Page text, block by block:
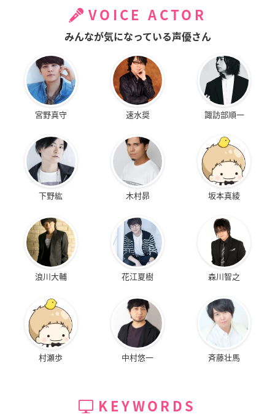
VOICE ACTOR
みんなが気になっている声優さん
宮野真守 速水奨 諏訪部順一
下野紘 木村昴 坂本真綾
浪川大輔 花江夏樹 森川智之
村瀬歩 中村悠一 斉藤壮馬
KEYWORDS